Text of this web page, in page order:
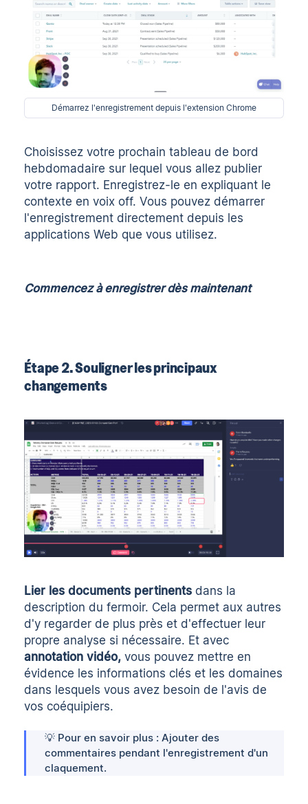
Démarrez l'enregistrement depuis l'extension Chrome
Choisissez votre prochain tableau de bord
hebdomadaire sur lequel vous allez publier
votre rapport. Enregistrez-le en expliquant le
contexte en voix off. Vous pouvez démarrer
l'enregistrement directement depuis les
applications Web que vous utilisez.
Commencez à enregistrer dès maintenant
Étape 2. Souligner les principaux
changements
Lier les documents pertinents dans la
description du fermoir. Cela permet aux autres
d'y regarder de plus près et d'effectuer leur
propre analyse si nécessaire. Et avec
annotation vidéo, vous pouvez mettre en
évidence les informations clés et les domaines
dans lesquels vous avez besoin de l'avis de
vos coéquipiers.
💡 Pour en savoir plus : Ajouter des
commentairespendant l'enregistrement d'un
claquement.